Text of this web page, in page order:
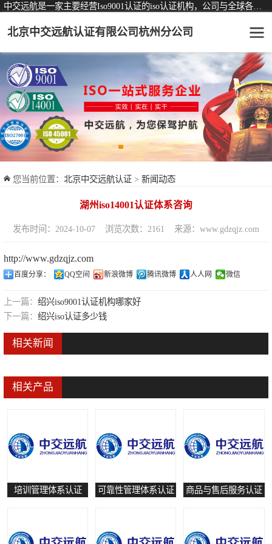
北京中交远航认证有限公司杭州分公司
您当前位置： 北京中交远航认证 > 新闻动态
湖州iso14001认证体系咨询
发布时间：2024-10-07 浏览次数：2161 来源：www.gdzqjz.com
http://www.gdzqjz.com
百度分享： QQ空间 新浪微博 腾讯微博 人人网 微信
上一篇： 绍兴iso9001认证机构哪家好
下一篇： 绍兴iso认证多少钱
相关新闻
相关产品
培训管理体系认证 可靠性管理体系认证 商品与售后服务认证
认证服务 可从事认证业务一览表
ISO9001质量管理体系认证
ISO14001环境管理体系认证
ISO45001职业健康安全管理体系认证
交通运输服务认证
ISO27001信息安全管理体系认证